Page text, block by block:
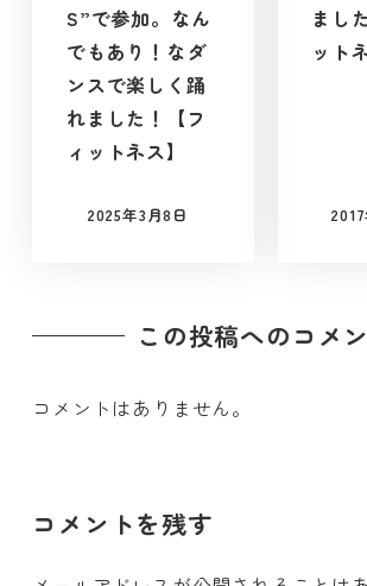
S”で参加。なん
でもあり！なダ
ンスで楽しく踊
れました！【フ
ィットネス】
投稿日
2025年3月8日
まし
ット
投稿
この投稿へのコメ
コメントはありません。
コメントを残す